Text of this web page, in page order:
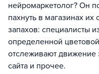
нейромаркетолог? Он
пахнуть в магазинах их
запахов: специалисты
определенной
отслеживают
сайта и прочее.